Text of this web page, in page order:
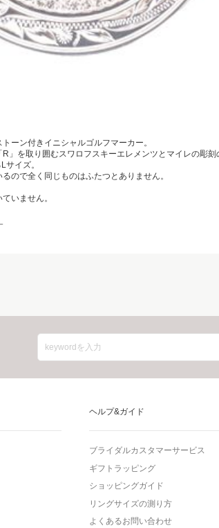
ーン付きイニシャルゴルフマーカー。
」を取り囲むスワロフスキーエレメンツとマイレの彫刻
サイズ。
ので全く同じものはふたつとありません。
いません。
ヘルプ&ガイド
ブライダルカスタマーサービス
ギフトラッピング
ショッピングガイド
リングサイズの測り方
よくあるお問い合わせ